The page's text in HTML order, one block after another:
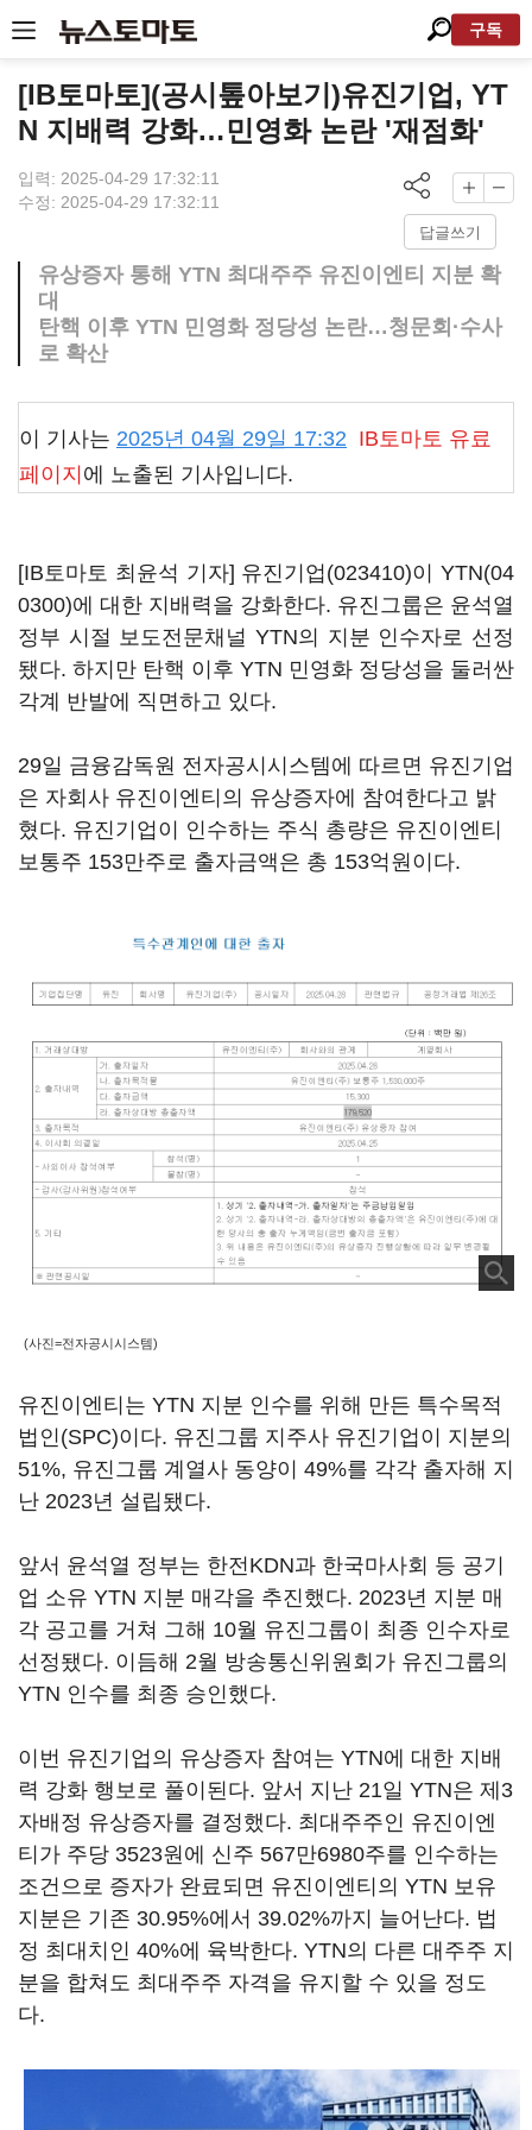
구독
[IB토마토](공시톺아보기)유진기업, YT
N 지배력 강화…민영화 논란 '재점화'
입력: 2025-04-29 17:32:11
수정: 2025-04-29 17:32:11
답글쓰기
유상증자 통해 YTN 최대주주 유진이엔티 지분 확
대
탄핵 이후 YTN 민영화 정당성 논란…청문회·수사
로 확산
이 기사는 2025년 04월 29일 17:32 IB토마토 유료
페이지 에 노출된 기사입니다.
[IB토마토 최윤석 기자] 유진기업(023410)이 YTN(04
0300)에 대한 지배력을 강화한다. 유진그룹은 윤석열
정부 시절 보도전문채널 YTN의 지분 인수자로 선정
됐다. 하지만 탄핵 이후 YTN 민영화 정당성을 둘러싼
각계 반발에 직면하고 있다.
29일 금융감독원 전자공시시스템에 따르면 유진기업
은 자회사 유진이엔티의 유상증자에 참여한다고 밝
혔다. 유진기업이 인수하는 주식 총량은 유진이엔티
보통주 153만주로 출자금액은 총 153억원이다.
(사진=전자공시시스템)
유진이엔티는 YTN 지분 인수를 위해 만든 특수목적
법인(SPC)이다. 유진그룹 지주사 유진기업이 지분의
51%, 유진그룹 계열사 동양이 49%를 각각 출자해 지
난 2023년 설립됐다.
앞서 윤석열 정부는 한전KDN과 한국마사회 등 공기
업 소유 YTN 지분 매각을 추진했다. 2023년 지분 매
각 공고를 거쳐 그해 10월 유진그룹이 최종 인수자로
선정됐다. 이듬해 2월 방송통신위원회가 유진그룹의
YTN 인수를 최종 승인했다.
이번 유진기업의 유상증자 참여는 YTN에 대한 지배
력 강화 행보로 풀이된다. 앞서 지난 21일 YTN은 제3
자배정 유상증자를 결정했다. 최대주주인 유진이엔
티가 주당 3523원에 신주 567만6980주를 인수하는
조건으로 증자가 완료되면 유진이엔티의 YTN 보유
지분은 기존 30.95%에서 39.02%까지 늘어난다. 법
정 최대치인 40%에 육박한다. YTN의 다른 대주주 지
분을 합쳐도 최대주주 자격을 유지할 수 있을 정도
다.